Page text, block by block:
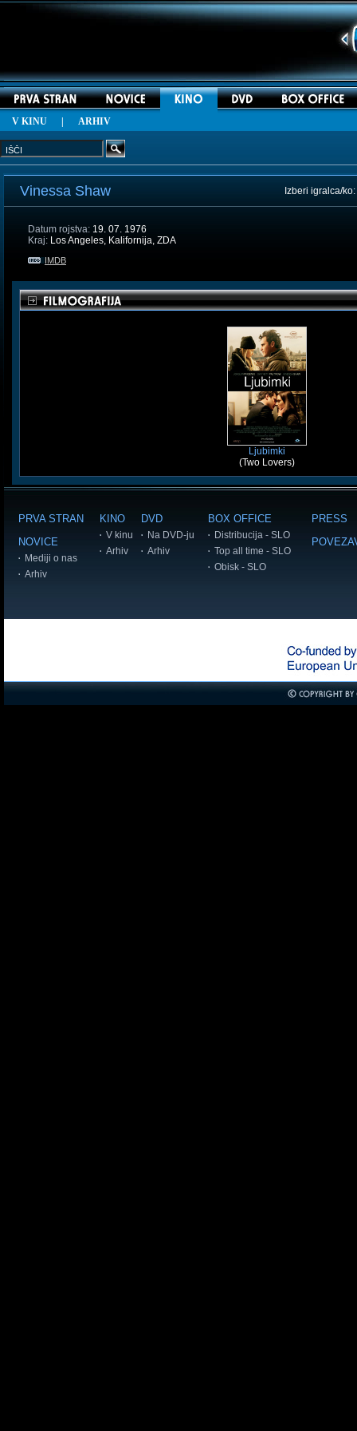
V KINU ARHIV
Vinessa Shaw Izberi igralca/ko:
Datum rojstva: 19. 07. 1976
Kraj: Los Angeles, Kalifornija, ZDA
IMDB
Ljubimki
(Two Lovers)
PRVA STRAN
NOVICE
Mediji o nas
Arhiv
KINO
V kinu
Arhiv
DVD
Na DVD-ju
Arhiv
BOX OFFICE
Distribucija - SLO
Top all time - SLO
Obisk - SLO
PRESS